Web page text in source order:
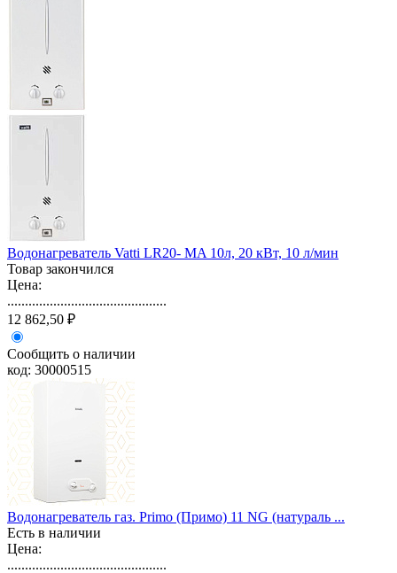
Водонагреватель Vatti LR20- MA 10л, 20 кВт, 10 л/мин
Товар закончился
Цена:
.............................................
12 862,50 ₽
Сообщить о наличии
код: 30000515
Водонагреватель газ. Primo (Примо) 11 NG (натураль ...
Есть в наличии
Цена:
.............................................